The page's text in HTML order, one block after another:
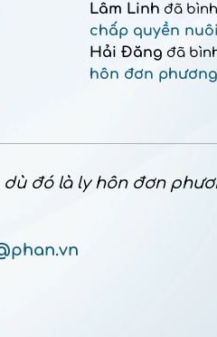
Lâm Linh đã
chấp quyền
Hải Đăng đã
hôn đơn phương
đó là ly hôn đơn